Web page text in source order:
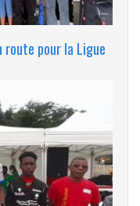
route pour la Ligue